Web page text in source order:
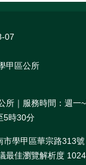
07
甲區公所
所｜服務時間：週一
5時30分
市學甲區華宗路313
最佳瀏覽解析度